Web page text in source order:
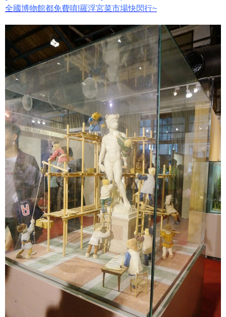
全國博物館都免費唷!羅浮宮菜市場快閃行~